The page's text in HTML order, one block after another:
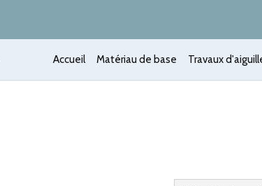
Accueil Matériau de base Travaux